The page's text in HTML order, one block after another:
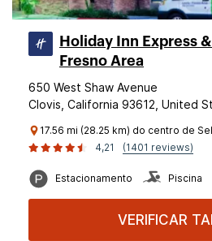
Holiday Inn Express
Fresno Area
650 West Shaw Avenue
Clovis, California 93612, United
17.56 mi (28.25 km) do centro de
4,21
(1401 reviews)
Estacionamento Piscina
VERIFICAR